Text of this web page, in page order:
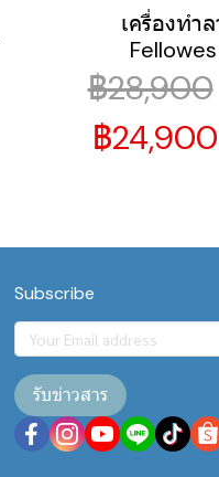
เครื่องทำ
฿28,900
฿24,900
Subscribe
รับข่าวสาร